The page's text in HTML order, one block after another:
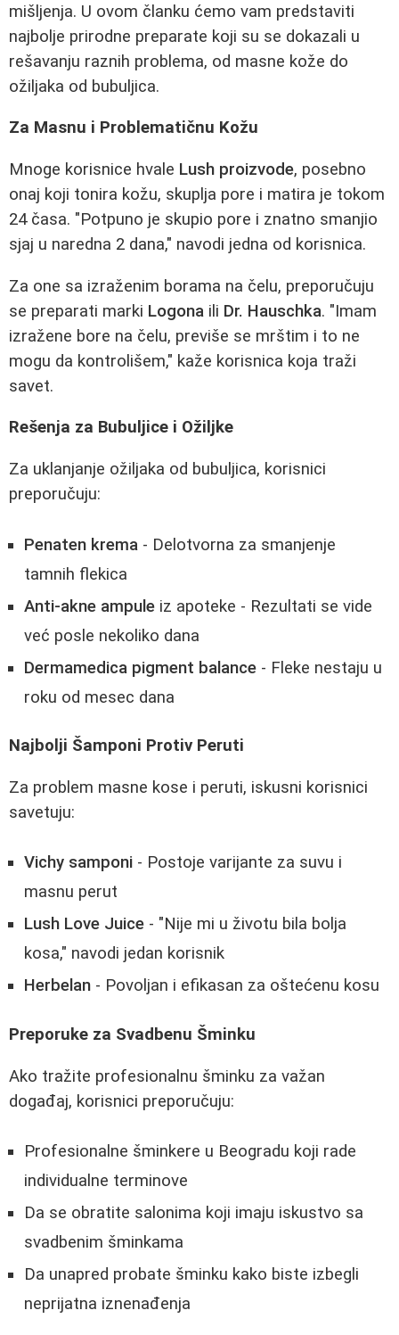
mišljenja. U ovom članku ćemo vam predstaviti
najbolje prirodne preparate koji su se dokazali u
rešavanju raznih problema, od masne kože do
ožiljaka od bubuljica.
Za Masnu i Problematičnu Kožu
Mnoge korisnice hvale Lush proizvode, posebno
onaj koji tonira kožu, skuplja pore i matira je tokom
24 časa. "Potpuno je skupio pore i znatno smanjio
sjaj u naredna 2 dana," navodi jedna od korisnica.
Za one sa izraženim borama na čelu, preporučuju
se preparati marki Logona ili Dr. Hauschka. "Imam
izražene bore na čelu, previše se mrštim i to ne
mogu da kontrolišem," kaže korisnica koja traži
savet.
Rešenja za Bubuljice i Ožiljke
Za uklanjanje ožiljaka od bubuljica, korisnici
preporučuju:
Penaten krema - Delotvorna za smanjenje
tamnih flekica
Anti-akne ampule iz apoteke - Rezultati se vide
već posle nekoliko dana
Dermamedica pigment balance - Fleke nestaju u
roku od mesec dana
Najbolji Šamponi Protiv Peruti
Za problem masne kose i peruti, iskusni korisnici
savetuju:
Vichy samponi - Postoje varijante za suvu i
masnu perut
Lush Love Juice - "Nije mi u životu bila bolja
kosa," navodi jedan korisnik
Herbelan - Povoljan i efikasan za oštećenu kosu
Preporuke za Svadbenu Šminku
Ako tražite profesionalnu šminku za važan
događaj, korisnici preporučuju:
Profesionalne šminkere u Beogradu koji rade
individualne terminove
Da se obratite salonima koji imaju iskustvo sa
svadbenim šminkama
Da unapred probate šminku kako biste izbegli
neprijatna iznenađenja